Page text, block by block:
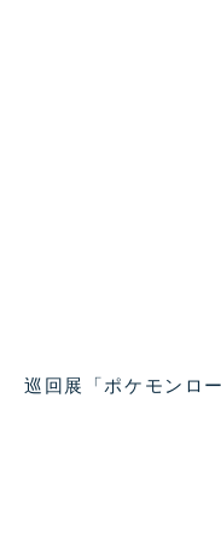
巡回展「ポケモンロ